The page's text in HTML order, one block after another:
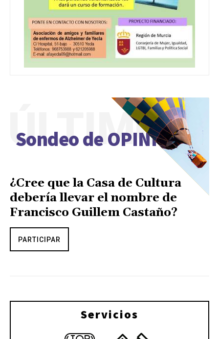
Sondeo de OPINIÓN
ÚLTIMO
¿Cree que la Casa de Cultura
debería llevar el nombre de
Francisco Guillem Castaño?
PARTICIPAR
Servicios